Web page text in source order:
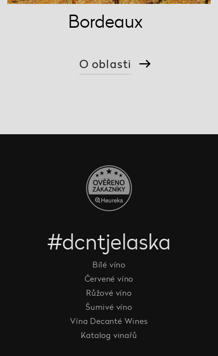
Bordeaux
O oblasti
#dcntjelaska
Bílé víno
Červené víno
Růžové víno
Šumivé víno
Vína Decanté Wines
Katalog vinařů